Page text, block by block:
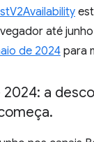
até
de 2024para
2024: a
.